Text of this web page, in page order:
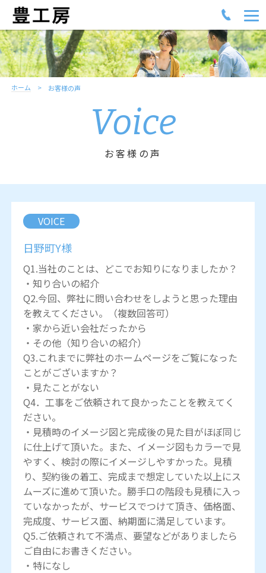
ホーム お客様の声
Voice
お客様の声
VOICE
日野町Y様
Q1.当社のことは、どこでお知りになりましたか？
・知り合いの紹介
Q2.今回、弊社に問い合わせをしようと思った理由
を教えてください。（複数回答可）
・家から近い会社だったから
・その他（知り合いの紹介）
Q3.これまでに弊社のホームページをご覧になった
ことがございますか？
・見たことがない
Q4．工事をご依頼されて良かったことを教えてく
ださい。
・見積時のイメージ図と完成後の見た目がほぼ同じ
に仕上げて頂いた。また、イメージ図もカラーで見
やすく、検討の際にイメージしやすかった。見積
り、契約後の着工、完成まで想定していた以上にス
ムーズに進めて頂いた。勝手口の階段も見積に入っ
ていなかったが、サービスでつけて頂き、価格面、
完成度、サービス面、納期面に満足しています。
Q5.ご依頼されて不満点、要望などがありましたら
ご自由にお書きください。
・特になし